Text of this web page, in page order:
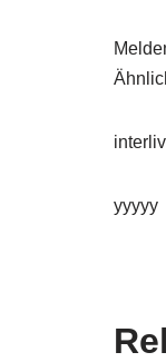
yyyyy